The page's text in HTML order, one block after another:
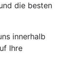
die besten
innerhalb
Ihre